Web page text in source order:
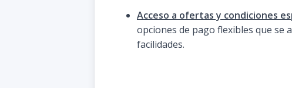
Acceso a ofertas y condiciones
opciones de pago flexibles que se
facilidades.